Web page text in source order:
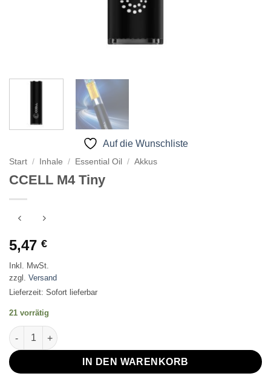
Auf die Wunschliste
Start / Inhale / Essential Oil / Akkus
CCELL M4 Tiny
5,47 €
Inkl. MwSt.
zzgl. Versand
Lieferzeit: Sofort lieferbar
21 vorrätig
CCELL M4 Tiny Menge
IN DEN WARENKORB